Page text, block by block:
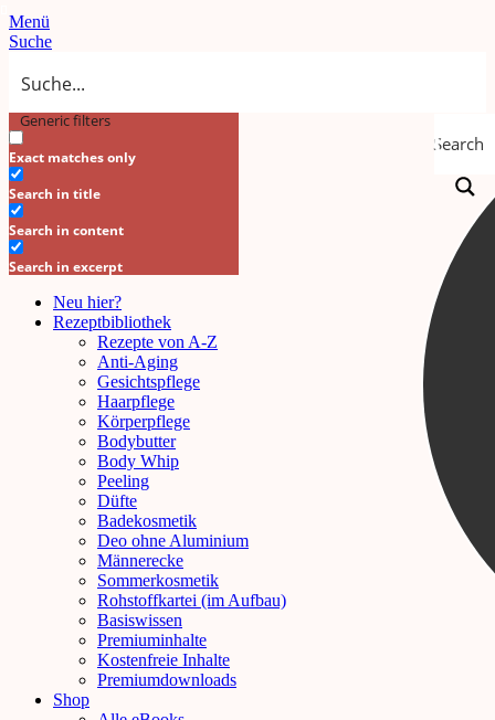
Menü
Suche
Search
Generic filters
Exact matches only
Search in title
Search in content
Search in excerpt
Neu hier?
Rezeptbibliothek
Rezepte von A-Z
Anti-Aging
Gesichtspflege
Haarpflege
Körperpflege
Bodybutter
Body Whip
Peeling
Düfte
Badekosmetik
Deo ohne Aluminium
Männerecke
Sommerkosmetik
Rohstoffkartei (im Aufbau)
Basiswissen
Premiuminhalte
Kostenfreie Inhalte
Premiumdownloads
Shop